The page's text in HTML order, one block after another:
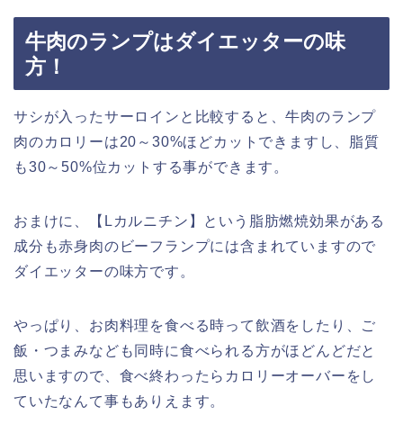
牛肉のランプはダイエッターの味
方！
サシが入ったサーロインと比較すると、牛肉のランプ
肉のカロリーは20～30%ほどカットできますし、脂質
も30～50%位カットする事ができます。
おまけに、【Lカルニチン】という脂肪燃焼効果がある
成分も赤身肉のビーフランプには含まれていますので
ダイエッターの味方です。
やっぱり、お肉料理を食べる時って飲酒をしたり、ご
飯・つまみなども同時に食べられる方がほどんどだと
思いますので、食べ終わったらカロリーオーバーをし
ていたなんて事もありえます。